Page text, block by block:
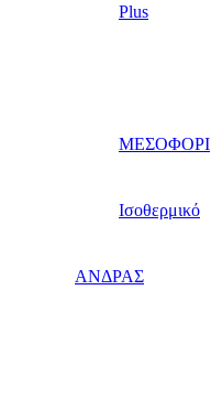
Plus
ΜΕΣΟΦΟΡΙ
Ισοθερμικό
ΑΝΔΡΑΣ